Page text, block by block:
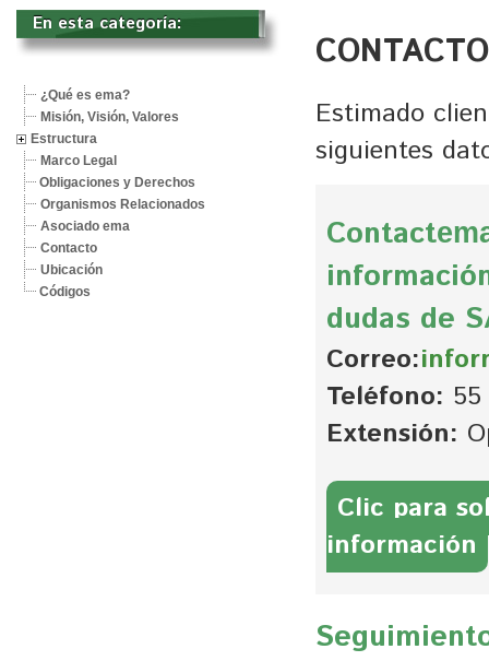
CONTACTO
Estimado
siguientes
Contact
dudas de
Correo:
Teléfono:
Extensión:
Clic para
información
En esta categoría:
¿Qué es ema?
Misión, Visión, Valores
Estructura
Marco Legal
Obligaciones y Derechos
Organismos Relacionados
Asociado ema
Contacto
Ubicación
Códigos